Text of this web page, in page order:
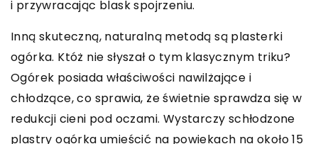
i przywracając blask spojrzeniu.
Inną skuteczną, naturalną metodą są plasterki
ogórka. Któż nie słyszał o tym klasycznym triku?
Ogórek posiada właściwości nawilżające i
chłodzące, co sprawia, że świetnie sprawdza się w
redukcji cieni pod oczami. Wystarczy schłodzone
plastry ogórka umieścić na powiekach na około 15